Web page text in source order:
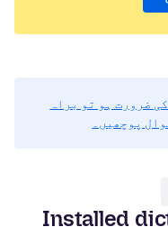
ضرورت ہو تو براہ
پوچھیں۔
Installed